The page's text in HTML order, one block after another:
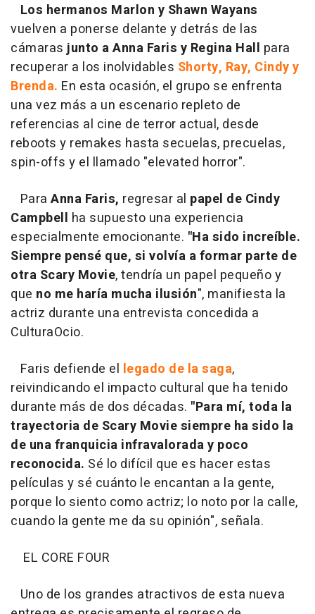
Los hermanos Marlon y Shawn Wayans
vuelven a ponerse delante y detrás de las
cámarasjunto a Anna Faris y Regina Hall para
recuperar a los inolvidables Shorty, Ray, Cindy y
Brenda. En esta ocasión, el grupo se enfrenta
una vez más a un escenario repleto de
referencias al cine de terror actual, desde
reboots y remakes hasta secuelas, precuelas,
spin-offs y el llamado "elevated horror".
Para Anna Faris, regresar al papel de Cindy
Campbell ha supuesto una experiencia
especialmente emocionante. "Ha sido increíble.
Siempre pensé que, si volvía a formar parte de
otra Scary Movie, tendría un papel pequeño y
que no me haría mucha ilusión", manifiesta la
actriz durante una entrevista concedida a
CulturaOcio.
Faris defiende el legado de la saga,
reivindicando el impacto cultural que ha tenido
durante más de dos décadas. "Para mí, toda la
trayectoria de Scary Movie siempre ha sido la
de una franquicia infravalorada y poco
reconocida. Sé lo difícil que es hacer estas
películas y sé cuánto le encantan a la gente,
porque lo siento como actriz; lo noto por la calle,
cuando la gente me da su opinión", señala.
EL CORE FOUR
Uno de los grandes atractivos de esta nueva